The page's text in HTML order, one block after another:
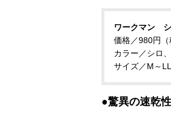
ワークマン シ
価格／980円（
カラー／シロ
サイズ／M～LL
●驚異の速乾